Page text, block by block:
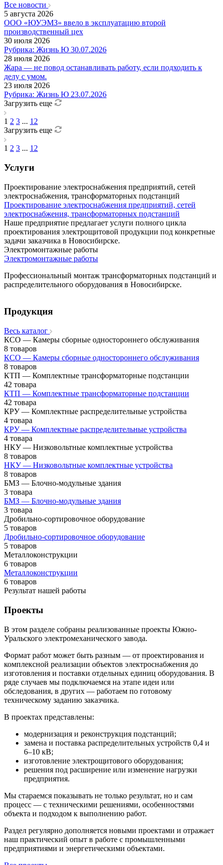
Все новости
ООО «ЮУЭМЗ» ввело в эксплуатацию второй
производственный цех
5 августа 2026
Рубрика: Жизнь Ю 30.07.2026
30 июля 2026
Жара — не повод останавливать работу, если подходить к
делу с умом.
28 июля 2026
Рубрика: Жизнь Ю 23.07.2026
23 июля 2026
Загрузить еще
1 2 3 ... 12
Загрузить еще
1 2 3 ... 12
Услуги
Проектирование электроснабжения предприятий, сетей
электроснабжения, трансформаторных подстанций
Проектирование электроснабжения предприятий, сетей
электроснабжения, трансформаторных подстанций
Наше предприятие предлагает услуги полного цикла
проектирования электрощитовой продукции под конкретные
задачи заказчика в Новосибирске.
Электромонтажные работы
Электромонтажные работы
Профессиональный монтаж трансформаторных подстанций и
распределительного оборудования в Новосибирске.
Продукция
Весь каталог
КСО — Камеры сборные одностороннего обслуживания
8 товаров
КСО — Камеры сборные одностороннего обслуживания
8 товаров
КТП — Комплектные трансформаторные подстанции
42 товара
КТП — Комплектные трансформаторные подстанции
42 товара
КРУ — Комплектные распределительные устройства
4 товара
КРУ — Комплектные распределительные устройства
4 товара
НКУ — Низковольтные комплектные устройства
8 товаров
НКУ — Низковольтные комплектные устройства
8 товаров
БМЗ — Блочно-модульные здания
3 товара
БМЗ — Блочно-модульные здания
3 товара
Дробильно-сортировочное оборудование
5 товаров
Дробильно-сортировочное оборудование
5 товаров
Металлоконструкции
6 товаров
Металлоконструкции
6 товаров
Результат нашей работы
Проекты
В этом разделе собраны реализованные проекты Южно-
Уральского электромеханического завода.
Формат работ может быть разным — от проектирования и
комплексной реализации объектов электроснабжения до
изготовления и поставки отдельных единиц оборудования. В
ряде случаев мы подключаемся на этапе идеи или
обследования, в других — работаем по готовому
техническому заданию заказчика.
В проектах представлены:
модернизация и реконструкция подстанций;
замена и поставка распределительных устройств 0,4 и
6–10 кВ;
изготовление электрощитового оборудования;
решения под расширение или изменение нагрузки
предприятия.
Мы стараемся показывать не только результат, но и сам
процесс — с техническими решениями, особенностями
объекта и подходом к выполнению работ.
Раздел регулярно дополняется новыми проектами и отражает
наш практический опыт в работе с промышленными
предприятиями и энергетическими объектами.